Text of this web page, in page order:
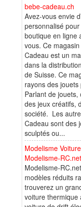
bebe-cadeau.ch
Avez-vous envie
personnalisé
boutique en ligne
vous. Ce
Cadeau est un
dans la
de Suisse. Ce
rayons des
Parlant de
des jeux créatifs,
société. Les
Cadeau sont des
sculptés ou...
Modelisme
Modelisme-RC.net
Modelisme-
modèles réduits
trouverez un
voiture thermique